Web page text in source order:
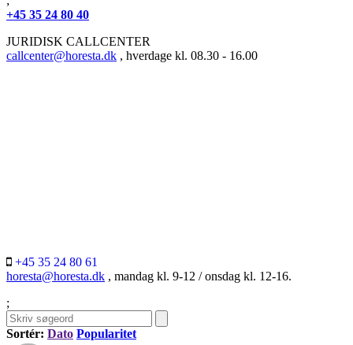
+45 35 24 80 40
JURIDISK CALLCENTER
callcenter@horesta.dk , hverdage kl. 08.30 - 16.00
+45 35 24 80 61
horesta@horesta.dk , mandag kl. 9-12 / onsdag kl. 12-16.
;
Sortér: Dato Popularitet